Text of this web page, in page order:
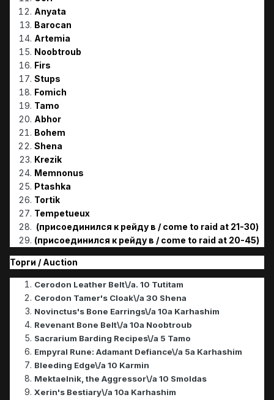
Anyata
Barocan
Artemia
Noobtroub
Firs
Stups
Fomich
Tamo
Abhor
Bohem
Shena
Krezik
Memnonus
Ptashka
Tortik
Tempetueux
(присоединился к рейду в / come to raid at 21-30)
(присоединился к рейду в / come to raid at 20-45)
Торги / Аuction
Cerodon Leather Belt\/a. 10 Tutitam
Cerodon Tamer's Cloak\/a 30 Shena
Novinctus's Bone Earrings\/a 10a Karhashim
Revenant Bone Belt\/a 10a Noobtroub
Sacrarium Barding Recipes\/a 5 Tamo
Empyral Rune: Adamant Defiance\/a 5a Karhashim
Bleeding Edge\/a 10 Karmin
Mektaelnik, the Aggressor\/a 10 Smoldas
Xerin's Bestiary\/a 10a Karhashim